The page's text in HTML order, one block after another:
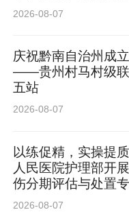
文艺汇演环节精彩
腰鼓《薪火华夏》
民俗跑驴、霸王鞭
《梦回统万城》诉
全体演员齐唱《大
圆满收尾。活动还
波浪谷景区门票及
2026-08-07
庆祝黔南自治州成
——贵州村马村级
五站
2026-08-07
以练促精，实操提
人民医院护理部开
伤分期评估与处置
2026-08-07